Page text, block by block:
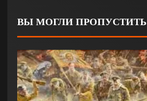
ВЫ МОГЛИ ПРОПУСТИТЬ